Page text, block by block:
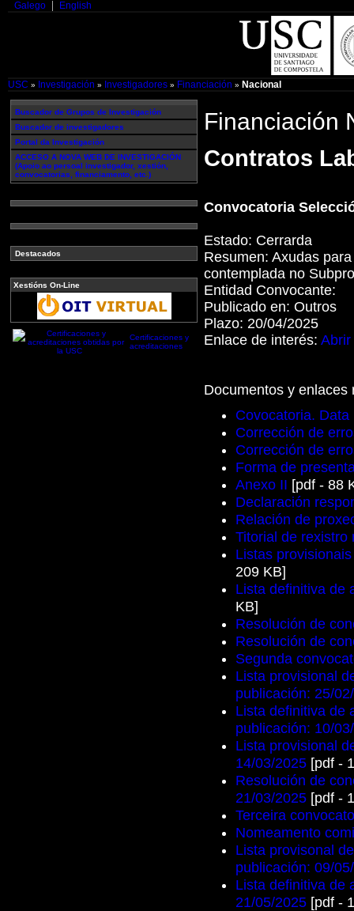
Galego English
USC » Investigación » Investigadores » Financiación » Nacional
Buscador de Grupos de Investigación
Buscador de investigadores
Portal da Investigación
ACCESO A NOVA WEB DE INVESTIGACIÓN
(Apoio ao persoal investigador, xestión,
convocatorias, financiamento, etc.)
Destacados
Xestións On-Line
Certificaciones y
acreditaciones
Financiación
Contratos
Convocatoria
Estado: Cerrarda
Resumen: Axudas
contemplada no
Entidad Convocante:
Publicado en: Outros
Plazo: 20/04/2025
Enlace de interés: Abrir
Documentos y enlaces
Covocatoria.
Corrección de
Corrección de
Forma de
Anexo II [pdf - 88
Declaración
Relación de
Titorial de rexistro
Listas
209 KB]
Lista definitiva de
KB]
Resolución de
Resolución de
Segunda
Lista provisional
publicación: 25/
Lista definitiva de
publicación: 10/
Lista provisional
14/03/2025 [pdf -
Resolución de
21/03/2025 [pdf -
Terceira
Nomeamento
Lista provisonal
publicación: 09/
Lista definitiva de
21/05/2025 [pdf -